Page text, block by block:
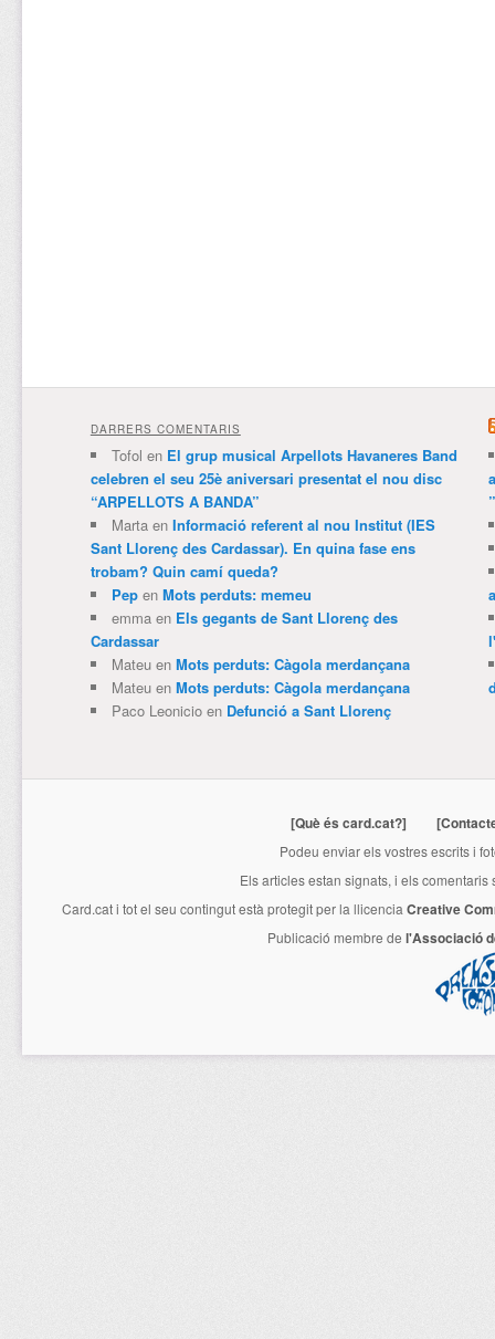
DARRERS COMENTARIS
Tofol en El grup musical Arpellots Havaneres Band
celebren el seu 25è aniversari presentat el nou disc
“ARPELLOTS A BANDA”
Martaen Informació referent al nou Institut (IES
Sant Llorenç des Cardassar). En quina fase ens
trobam? Quin camí queda?
Pepen Mots perduts: memeu
emmaen Els gegants de Sant Llorenç des
Cardassar
Mateuen Mots perduts: Càgola merdançana
Mateuen Mots perduts: Càgola merdançana
Paco Leonicioen Defunció a Sant Llorenç
”
[Què és card.cat?]
Podeu enviar els vostres escrits i
Els articles estan signats, i els
Card.cati tot el seu contingut està protegit per la llicencia Creative
Publicació membre de l'Associació